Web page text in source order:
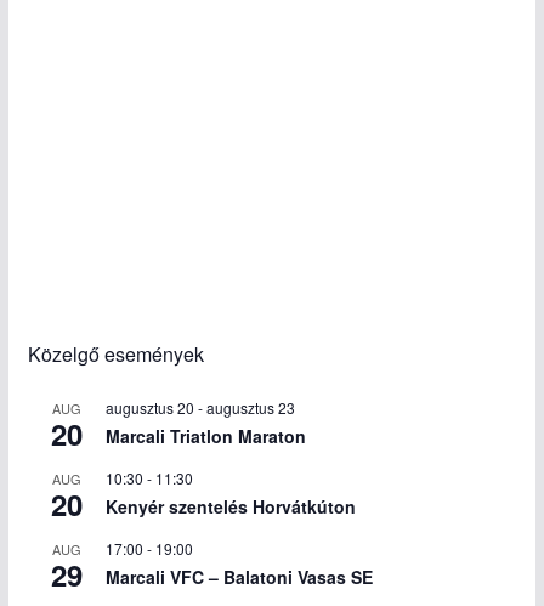
Közelgő események
AUG
20
augusztus 20 -augusztus 23
Marcali Triatlon Maraton
AUG
20
10:30 - 11:30
Kenyér szentelés Horvátkúton
AUG
29
17:00 - 19:00
Marcali VFC – Balatoni Vasas SE